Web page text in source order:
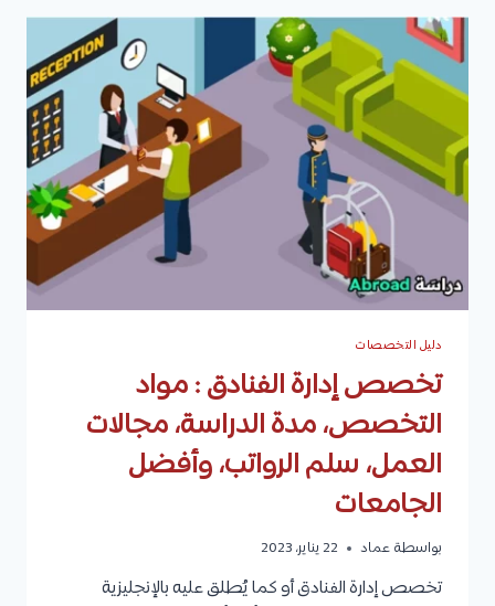
والسمات
الشخصية،
مدة
الدراسة،
مواد
التخصص،
مجالات
العمل،
ومتوسط
الرواتب
الشهرية
دليل التخصصات
تخصص إدارة الفنادق : مواد
التخصص، مدة الدراسة، مجالات
العمل، سلم الرواتب، وأفضل
الجامعات
بواسطة عماد 22 يناير، 2023
تخصص إدارة الفنادق أو كما يُطلق عليه بالإنجليزية